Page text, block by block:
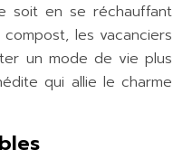
soit en se réchauffant
les vacanciers
un mode de vie plus
qui allie le charme